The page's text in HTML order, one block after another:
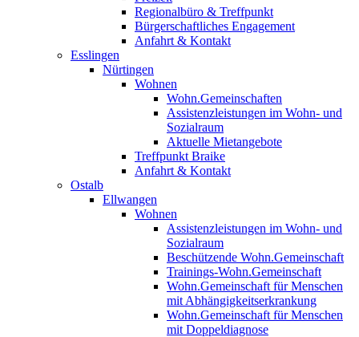
Regionalbüro & Treffpunkt
Bürgerschaftliches Engagement
Anfahrt & Kontakt
Esslingen
Nürtingen
Wohnen
Wohn.Gemeinschaften
Assistenzleistungen im Wohn- und
Sozialraum
Aktuelle Mietangebote
Treffpunkt Braike
Anfahrt & Kontakt
Ostalb
Ellwangen
Wohnen
Assistenzleistungen im Wohn- und
Sozialraum
Beschützende Wohn.Gemeinschaft
Trainings-Wohn.Gemeinschaft
Wohn.Gemeinschaft für Menschen
mit Abhängigkeitserkrankung
Wohn.Gemeinschaft für Menschen
mit Doppeldiagnose